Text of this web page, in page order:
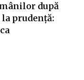
după
prudență: